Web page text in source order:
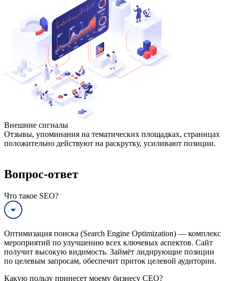
Внешние сигналы
Отзывы, упоминания на тематических площадках, страницах
положительно действуют на раскрутку, усиливают позиции.
Вопрос-ответ
Что такое SEO?
Оптимизация поиска (Search Engine Optimization) — комплекс
мероприятий по улучшению всех ключевых аспектов. Сайт
получит высокую видимость. Займёт лидирующие позиции
по целевым запросам, обеспечит приток целевой аудитории.
Какую пользу принесет моему бизнесу СЕО?